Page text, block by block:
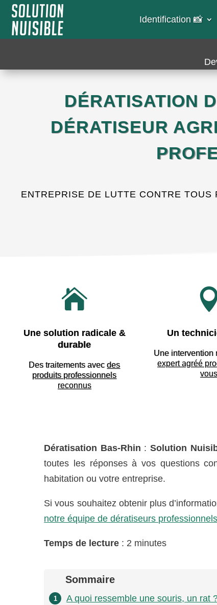
Identification 📸​
DÉRATISATION
DÉRATISEUR
ENTREPRISE DE LUTTE CONTRE

Une solution radicale &
durable
Des traitements avecdes
produits professionnels
reconnus
Un
Une intervention
expert agréé
vous
Dératisation Bas-Rhin : Solution
toutes les réponses à vos questions
habitation ou votre entreprise.
Si vous souhaitez obtenir plus
notre équipe de dératiseurs professionnels
Temps de lecture : 2 minutes
Sommaire
1 A quoi ressemble une souris, un rat